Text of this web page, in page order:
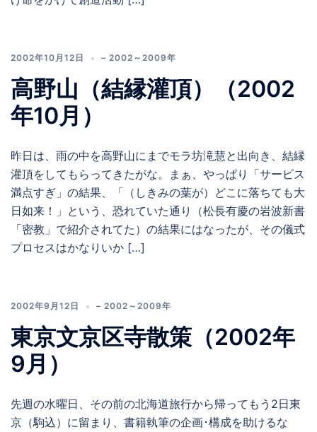
2002年10月12日 – 2002～2009年
高野山（結縁灌頂）（2002
年10月）
昨日は、雨の中を高野山にまでモラ坊滝慧と出向き、結縁
灌頂をしてもらってきたがな。まぁ、やっぱり「サービス
満点すぎ」の結果、「（しきみの葉が）どこに落ちても大
日如来！」という、恐れていた通り（松長有慶の岩波新書
「密教」で紹介されてた）の結果にはなったが、その儀式
プロセスはかなりいか […]
2002年9月12日 – 2002～2009年
東京文京区寺散策（2002年
9月）
先週の水曜日、その前の北海道旅行から帰ってもう2日東
京（駒込）に留まり、書籍執筆の企画･構成を助けるな